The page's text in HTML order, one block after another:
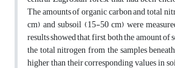
The amounts of organic carbon and total
cm) and subsoil (15-50 cm) were
results showed that, first, both the amount
the total nitrogen from the samples
higher than their corresponding values in